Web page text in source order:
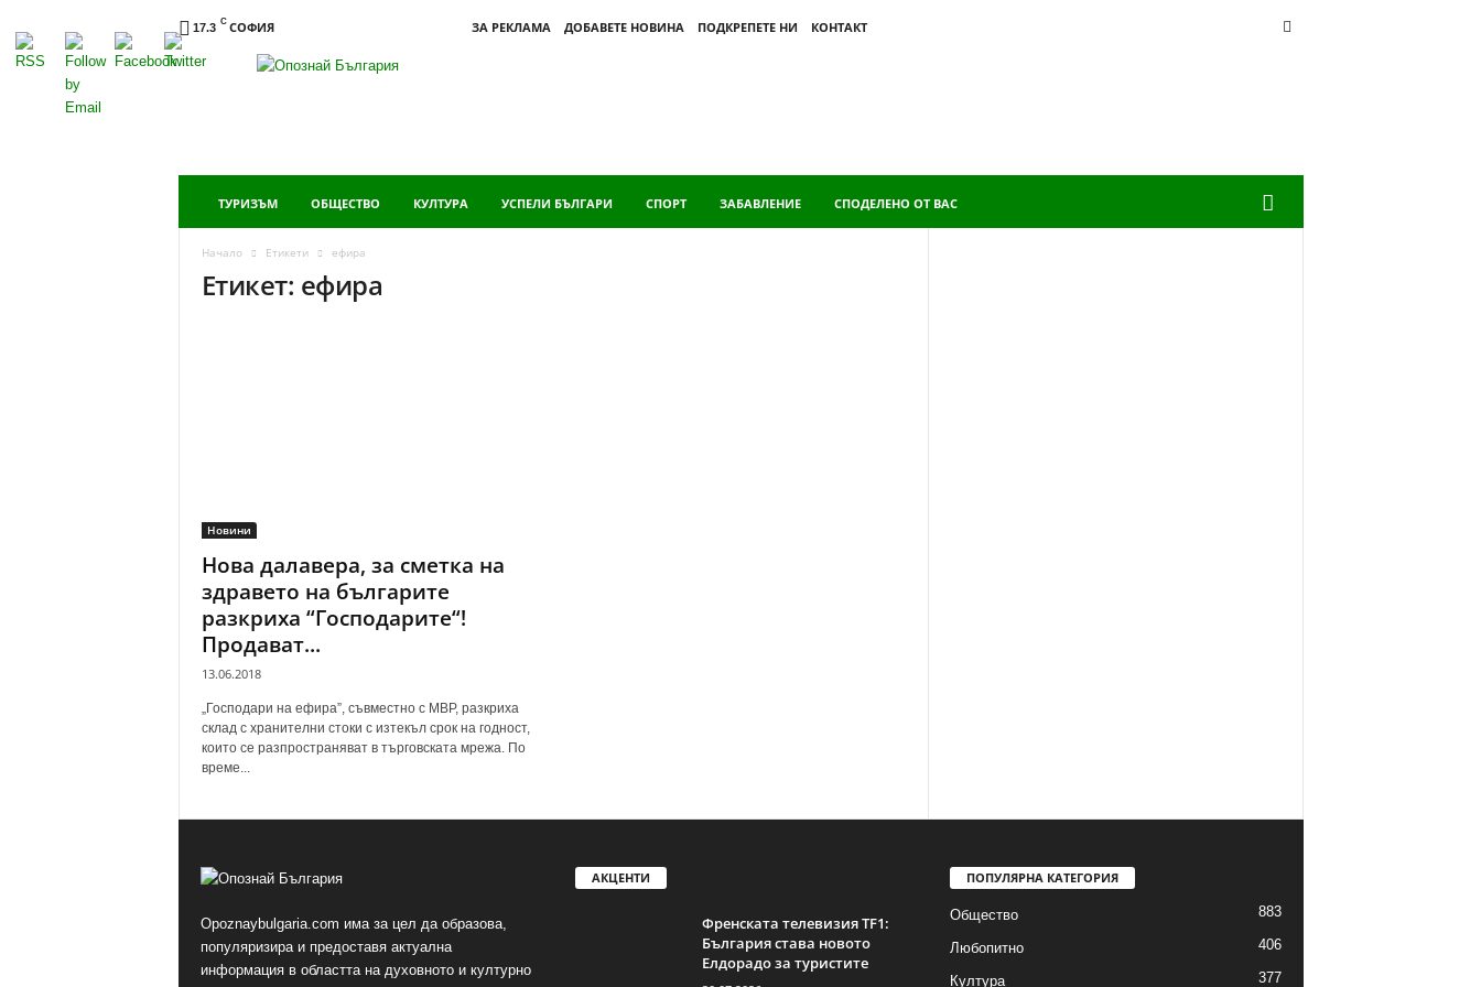
17.3 C СОФИЯ ЗА РЕКЛАМА ДОБАВЕТЕ НОВИНА ПОДКРЕПЕТЕ НИ
КОНТАКТ
Опознай
ТУРИЗЪМ ОБЩЕСТВО КУЛТУРА УСПЕЛИ БЪЛГАРИ СПОРТ ЗАБАВЛЕНИЕ СПОДЕЛЕНО ОТ ВАС
Начало Етикети ефира
Етикет: ефира
Новини
Нова далавера, за сметка на
здравето на българите
разкриха “Господарите“!
Продават...
13.06.2018
„Господари на ефира”, съвместно с МВР, разкриха
склад с хранителни стоки с изтекъл срок на годност,
които се разпространяват в търговската мрежа. По
време...
Opoznaybulgaria.com има за цел да образова,
популяризира и предоставя актуална
информация в областта на духовното и културно
АКЦЕНТИ
Френската телевизия TF1:
България става новото
Елдорадо за туристите
ПОПУЛЯРНА КАТЕГОРИЯ
Общество 883
Любопитно 406
Култура 377